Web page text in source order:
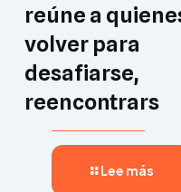
reúne a
volver para
desafiarse,
reencontrars
Lee más